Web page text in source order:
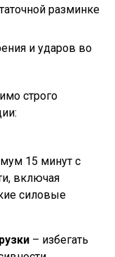
разминке
и ударов во
строго
15 минут с
включая
силовые
– избегать